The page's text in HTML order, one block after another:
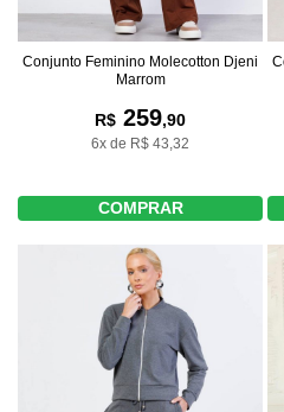
Conjunto Feminino Molecotton Djeni
Marrom
R$ 259,90
6x de R$ 43,32
COMPRAR